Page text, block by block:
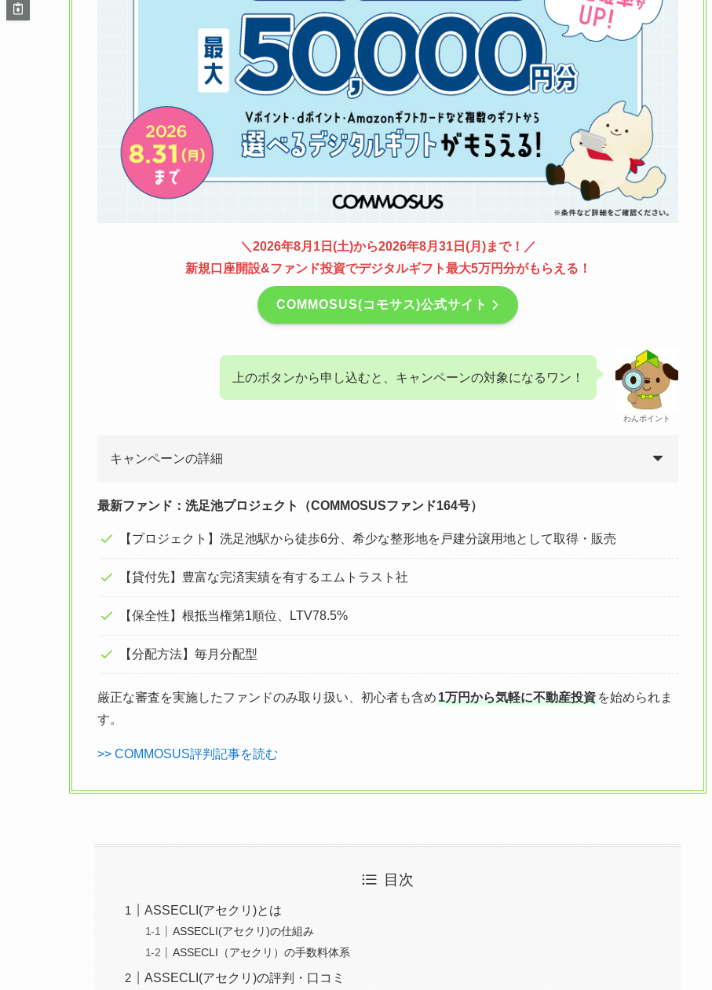
＼ 2026年8月1日(土)から2026年8月31日(月)まで！／
新規口座開設&ファンド投資でデジタルギフト最大5万円分がもらえる！
COMMOSUS(コモサス)公式サイト
わんポイント
上のボタンから申し込むと、キャンペーンの対象になるワン！
キャンペーンの詳細
最新ファンド：洗足池プロジェクト（COMMOSUSファンド164号）
【プロジェクト】洗足池駅から徒歩6分、希少な整形地を戸建分譲用地として取得・販売
【貸付先】豊富な完済実績を有するエムトラスト社
【保全性】根抵当権第1順位、LTV78.5%
【分配方法】毎月分配型
厳正な審査を実施したファンドのみ取り扱い、初心者も含め1万円から気軽に不動産投資 を始められま
す。
>> COMMOSUS評判記事を読む
目次
ASSECLI(アセクリ)とは
ASSECLI(アセクリ)の仕組み
ASSECLI（アセクリ）の手数料体系
ASSECLI(アセクリ)の評判・口コミ